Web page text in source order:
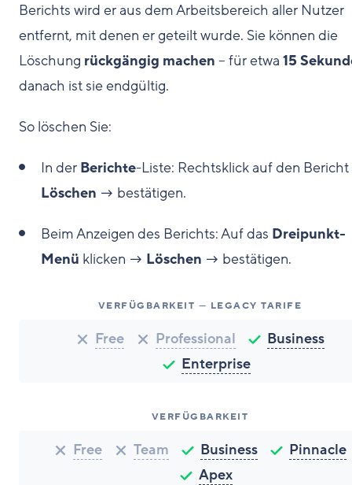
Berichts wird er aus dem Arbeitsbereich aller Nutzer
entfernt, mit denen er geteilt wurde. Sie können die
Löschung rückgängig machen – für etwa 15
danach ist sie endgültig.
So löschen Sie:
In der Berichte-Liste: Rechtsklick auf den
Löschen → bestätigen.
Beim Anzeigen des Berichts: Auf das Dreipunkt-
Menü klicken → Löschen → bestätigen.
VERFÜGBARKEIT — LEGACY TARIFE
Free Professional
Business
Enterprise
VERFÜGBARKEIT
Free Team Business
Pinnacle
Apex